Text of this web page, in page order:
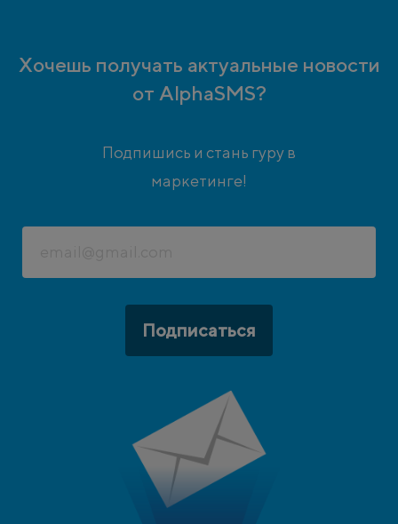
Хочешь получать актуальные новости
от AlphaSMS?
Подпишись и стань гуру в
маркетинге!
Подписаться